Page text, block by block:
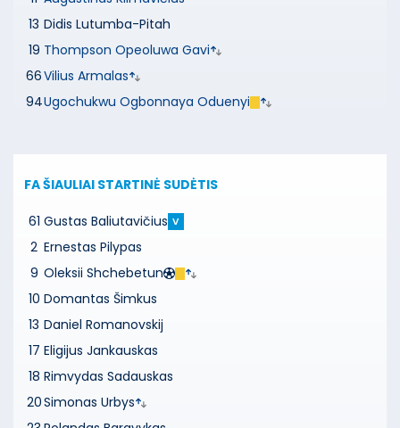
13 Didis Lutumba-Pitah
19 Thompson Opeoluwa Gavi
66Vilius Armalas
94Ugochukwu Ogbonnaya Oduenyi
FA ŠIAULIAI STARTINĖ SUDĖTIS
61 Gustas Baliutavičius V
2 Ernestas Pilypas
9 Oleksii Shchebetun
10 Domantas Šimkus
13 Daniel Romanovskij
17 Eligijus Jankauskas
18 Rimvydas Sadauskas
20Simonas Urbys